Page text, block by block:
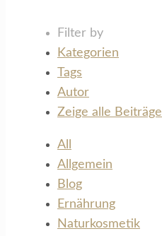
Filter by
Kategorien
Tags
Autor
Zeige alle Beiträge
All
Allgemein
Blog
Ernährung
Naturkosmetik